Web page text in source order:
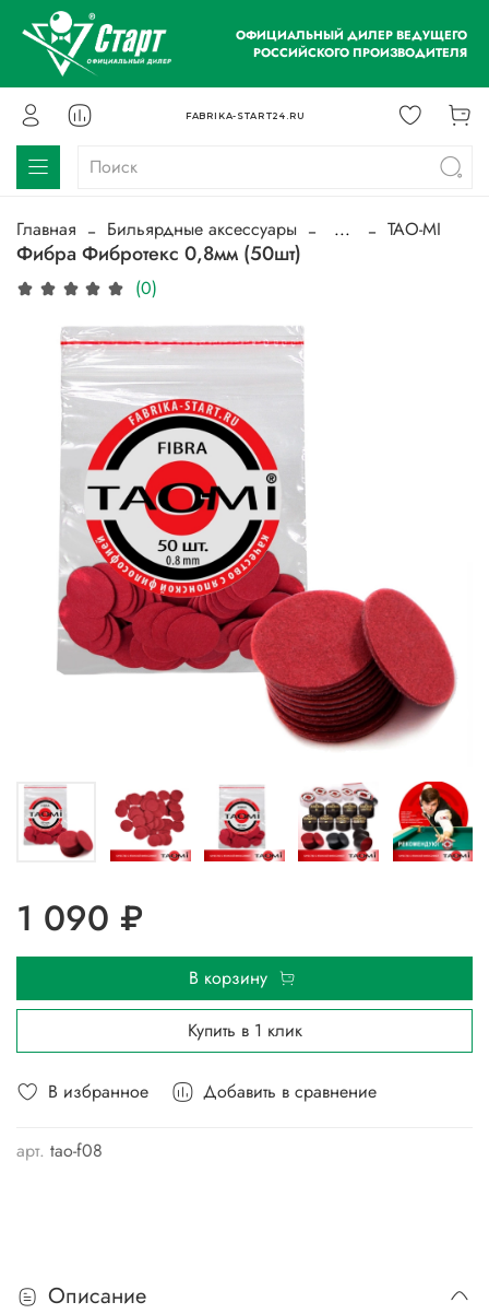
ОФИЦИАЛЬНЫЙ ДИЛЕР ВЕДУЩЕГО
РОССИЙСКОГО ПРОИЗВОДИТЕЛЯ
FABRIKA-START24.RU
Главная Бильярдные аксессуары ... TAO-MI
Фибра Фибротекс 0,8мм (50шт)
(0)
В избранное Добавить в сравнение
арт. tao-f08
1 090 ₽
В корзину
Купить в 1 клик
Описание